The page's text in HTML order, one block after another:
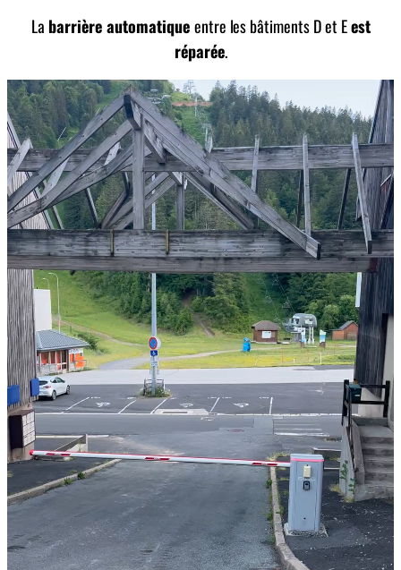
La barrière automatiqueentre les bâtiments D et Eest
réparée.